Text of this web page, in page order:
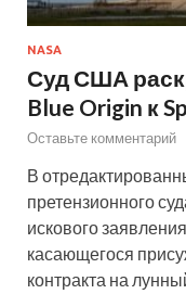
NASA
Суд США
Blue Origin к
Оставьте комментарий
В
претензионного
искового
касающегося
контракта на